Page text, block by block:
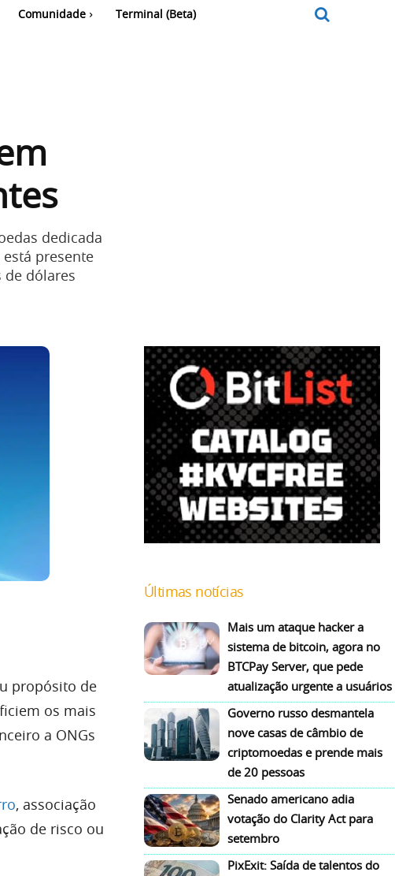
Comunidade Terminal (Beta)
dedicada
presente
de dólares
propósito de
os mais
a ONGs
, associação
de risco ou
Últimas notícias
Mais um ataque hacker a
sistema de bitcoin, agora no
BTCPay Server, que pede
atualização urgente a usuários
Governo russo desmantela
nove casas de câmbio de
criptomoedas e prende mais
de 20 pessoas
Senado americano adia
votação do Clarity Act para
setembro
PixExit: Saída de talentos do